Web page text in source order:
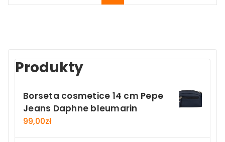
Produkty
Borseta cosmetice 14 cm Pepe
Jeans Daphne bleumarin
99,00zł